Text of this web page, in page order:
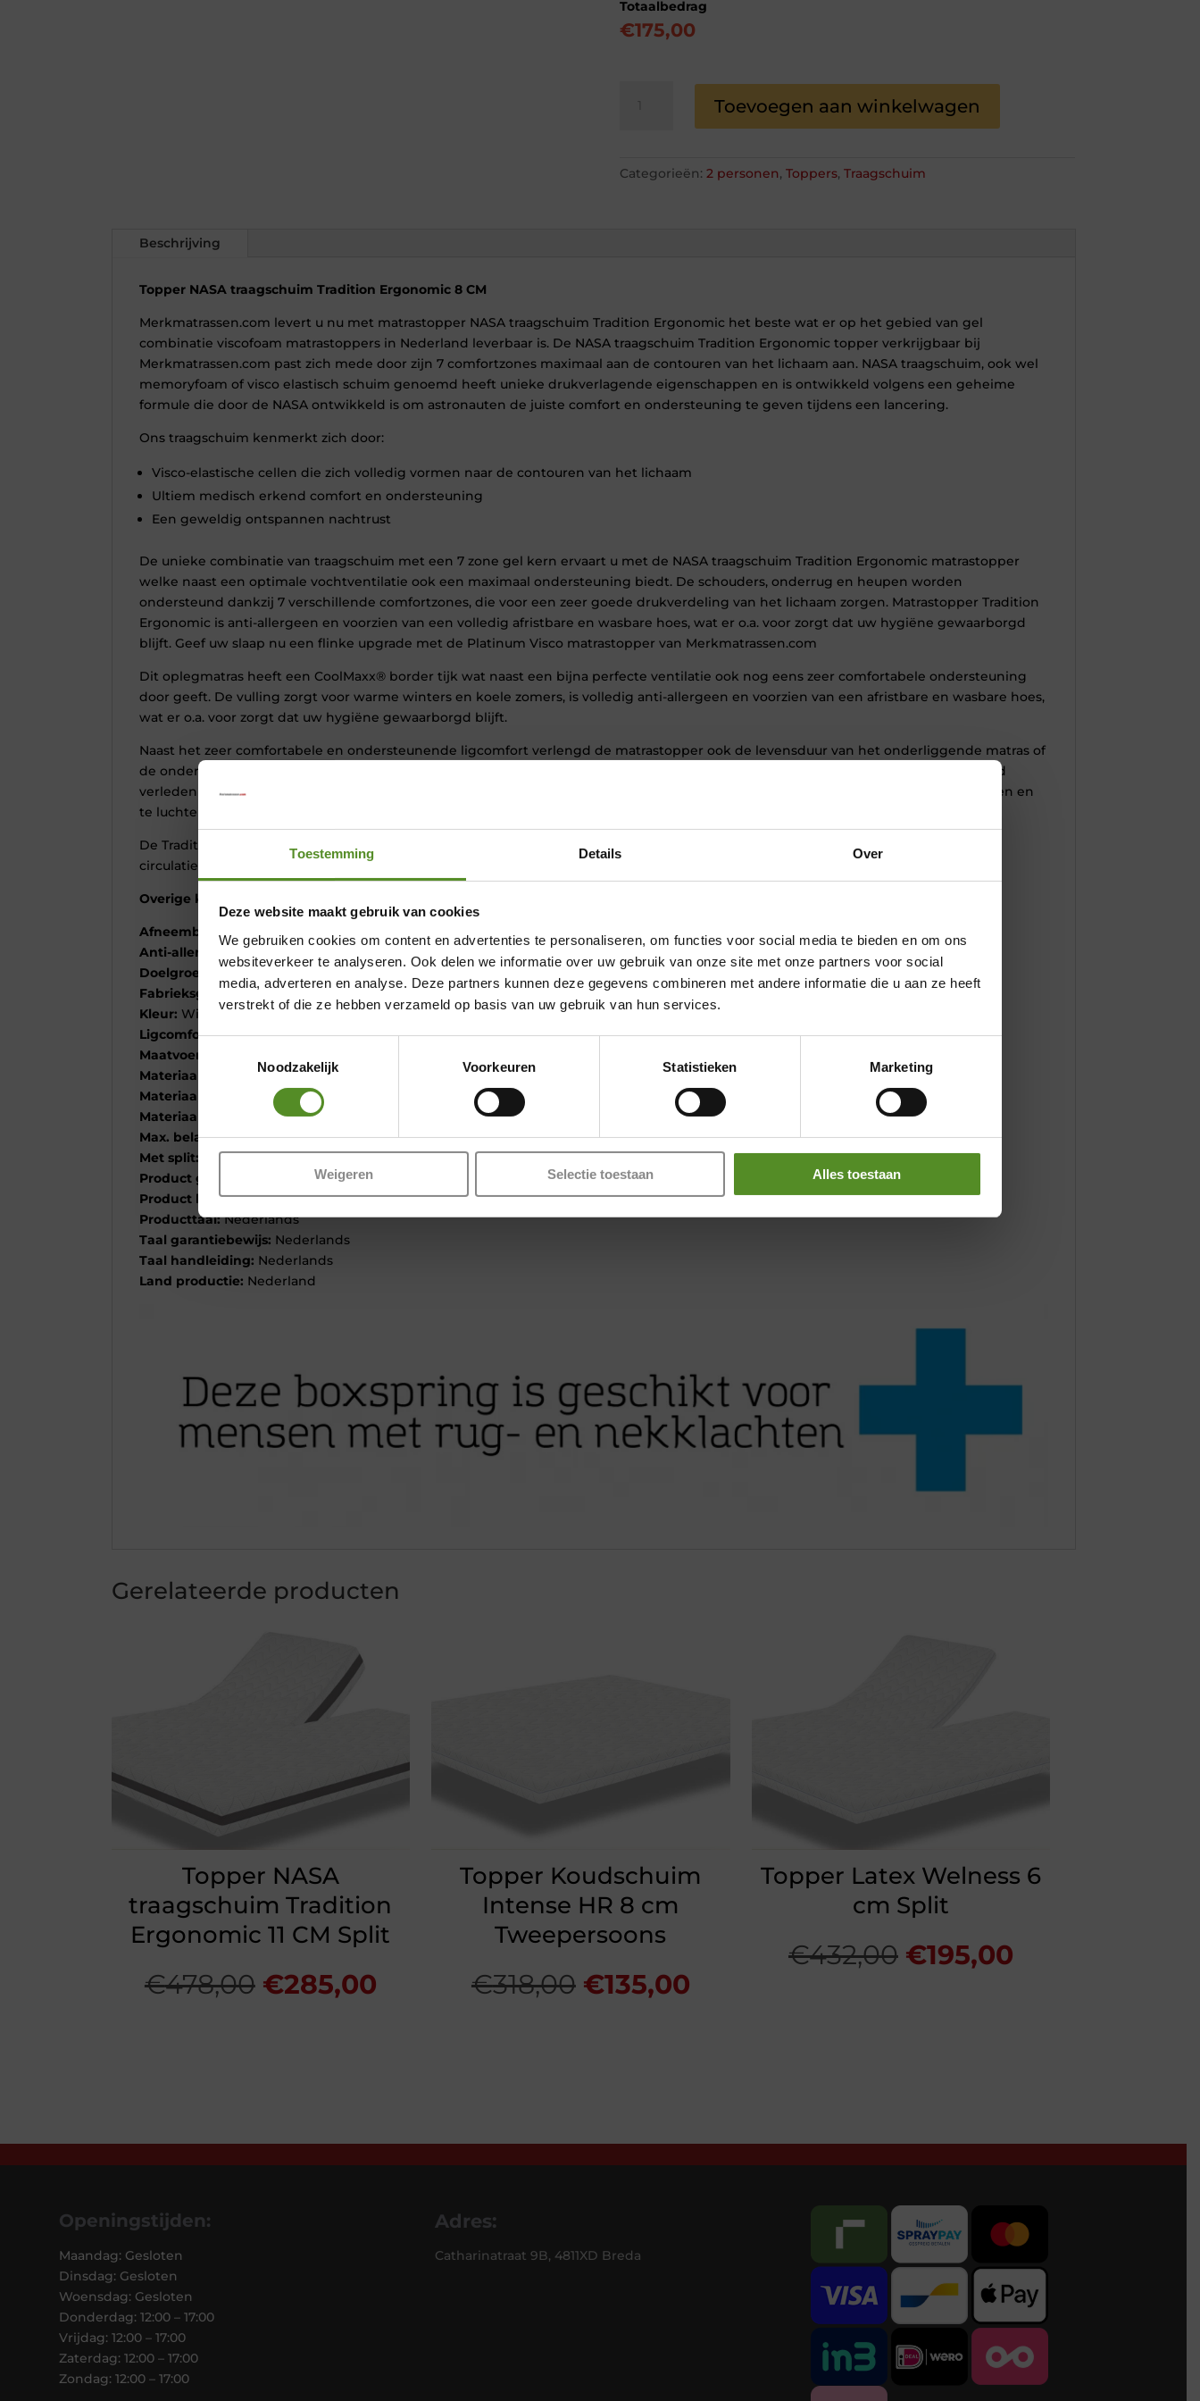
Toestemming Details Over
Deze website maakt gebruik van cookies
We gebruiken cookies om content en advertenties te personaliseren, om functies voor social media te bieden en om ons
websiteverkeer te analyseren. Ook delen we informatie over uw gebruik van onze site met onze partners voor social
media, adverteren en analyse. Deze partners kunnen deze gegevens combineren met andere informatie die u aan ze heeft
verstrekt of die ze hebben verzameld op basis van uw gebruik van hun services.
Noodzakelijk
Voorkeuren Statistieken Marketing
Weigeren Selectie toestaan Alles toestaan
Totaalbedrag
€175,00
traagschuim
Ergonomic
Toevoegen aan winkelwagen
Categorieën:2 personen,Toppers,Traagschuim
Beschrijving
Topper NASA traagschuim Tradition Ergonomic 8 CM
Merkmatrassen.com levert u nu met matrastopper NASA traagschuim Tradition Ergonomic het beste wat er op het gebied van gel
combinatie viscofoam matrastoppers in Nederland leverbaar is. De NASA traagschuim Tradition Ergonomic topper verkrijgbaar bij
Merkmatrassen.com past zich mede door zijn 7 comfortzones maximaal aan de contouren van het lichaam aan. NASA traagschuim, ook wel
memoryfoam of visco elastisch schuim genoemd heeft unieke drukverlagende eigenschappen en is ontwikkeld volgens een geheime
formule die door de NASA ontwikkeld is om astronauten de juiste comfort en ondersteuning te geven tijdens een lancering.
Ons traagschuim kenmerkt zich door:
Visco-elastische cellen die zich volledig vormen naar de contouren van het lichaam
Ultiem medisch erkend comfort en ondersteuning
Een geweldig ontspannen nachtrust
De unieke combinatie van traagschuim met een 7 zone gel kern ervaart u met de NASA traagschuim Tradition Ergonomic matrastopper
welke naast een optimale vochtventilatie ook een maximaal ondersteuning biedt. De schouders, onderrug en heupen worden
ondersteund dankzij 7 verschillende comfortzones, die voor een zeer goede drukverdeling van het lichaam zorgen. Matrastopper Tradition
Ergonomic is anti-allergeen en voorzien van een volledig afristbare en wasbare hoes, wat er o.a. voor zorgt dat uw hygiëne gewaarborgd
blijft. Geef uw slaap nu een flinke upgrade met de Platinum Visco matrastopper van Merkmatrassen.com
Dit oplegmatras heeft een CoolMaxx® border tijk wat naast een bijna perfecte ventilatie ook nog eens zeer comfortabele ondersteuning
door geeft. De vulling zorgt voor warme winters en koele zomers, is volledig anti-allergeen en voorzien van een afristbare en wasbare hoes,
wat er o.a. voor zorgt dat uw hygiëne gewaarborgd blijft.
Naast het zeer comfortabele en ondersteunende ligcomfort verlengd de matrastopper ook de levensduur van het onderliggende matras of
de onderliggende matrassen. In het geval van verschillende onderliggende matrassen zal ook de irritatie van de onderliggende naad
verleden tijd zijn. Het in en uit bed stappen zal ook vergemakkelijken door de hogere instap. De matrastopper is gemakkelijk te keren en
te luchten.
De Tradition Ergonomic matrastopper is zeer geschikt voor mensen met (ernstige) rugpijn, nekpijn, schouderpijn, spierpijn en/of
circulatiestoornissen. Medisch erkend en aanbevolen door verschillende fysiotherapeuten, chiropractors en artsen wereldwijd
Overige kenmerken
Afneembare tijk:
Ja
Anti-allergie
Doelgroep:
Fabrieksgarantie termijn:2 jaar
Kleur: Wit
Ligcomfort matras:Hoog
Maatvoering:
Materiaal:
Gel/NASA Traagschuim
Materiaal tijk:
CoolMaxx ®
Materiaal vulling:
Gel traagschuim
Max. belastbaar gewicht:120 kg
Met split: Nee
Product gewicht:
Product hoogte:8 cm
Producttaal:Nederlands
Taal garantiebewijs: Nederlands
Taal handleiding: Nederlands
Land productie: Nederland
Gerelateerde producten
Topper NASA
traagschuim Tradition
Ergonomic 11 CM Split
€478,00 Oorspronkelijke
€285,00Huidige
Topper Koudschuim
Intense HR 8 cm
Tweepersoons
€318,00 Oorspronkelijke
€135,00Huidige
Topper Latex Welness 6
cm Split
€432,00 Oorspronkelijke
€195,00Huidige
Openingstijden:
Maandag: Gesloten
Dinsdag: Gesloten
Woensdag: Gesloten
Donderdag: 12:00 – 17:00
Vrijdag: 12:00 – 17:00
Zaterdag: 12:00 – 17:00
Zondag: 12:00 – 17:00
Adres:
Catharinatraat 9B, 4811XD Breda
Donderdag 12:00 – 17:00
Vrijdag 12:00 – 17:00
Zaterdag 12:00 – 17:00
Zondag 12:00 – 17:00
×